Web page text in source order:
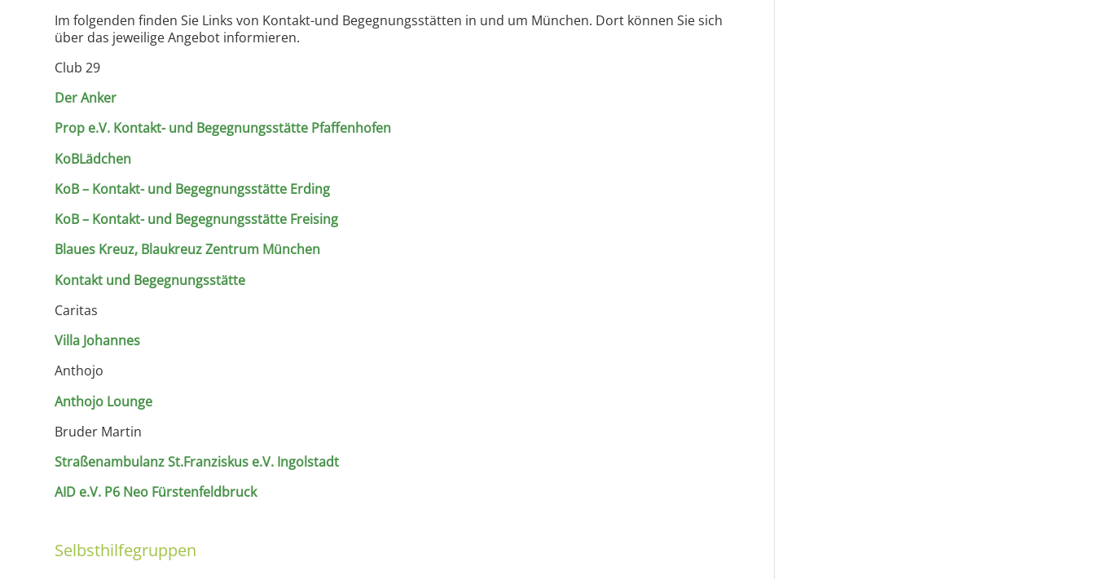
Im folgenden finden Sie Links von Kontakt-und Begegnungsstätten in und um München. Dort können Sie sich
über das jeweilige Angebot informieren.
Club 29
Der Anker
Prop e.V. Kontakt- und Begegnungsstätte Pfaffenhofen
KoBLädchen
KoB – Kontakt- und Begegnungsstätte Erding
KoB – Kontakt- und Begegnungsstätte Freising
Blaues Kreuz, Blaukreuz Zentrum München
Kontakt und Begegnungsstätte
Caritas
Villa Johannes
Anthojo
Anthojo Lounge
Bruder Martin
Straßenambulanz St.Franziskus e.V. Ingolstadt
AID e.V. P6 Neo Fürstenfeldbruck
Selbsthilfegruppen